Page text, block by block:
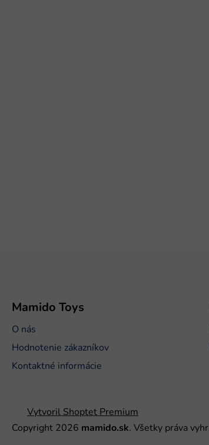
Mamido Toys
O nás
Hodnotenie zákazníkov
Kontaktné informácie
Vytvoril Shoptet Premium
Copyright 2026 mamido.sk. Všetky práva